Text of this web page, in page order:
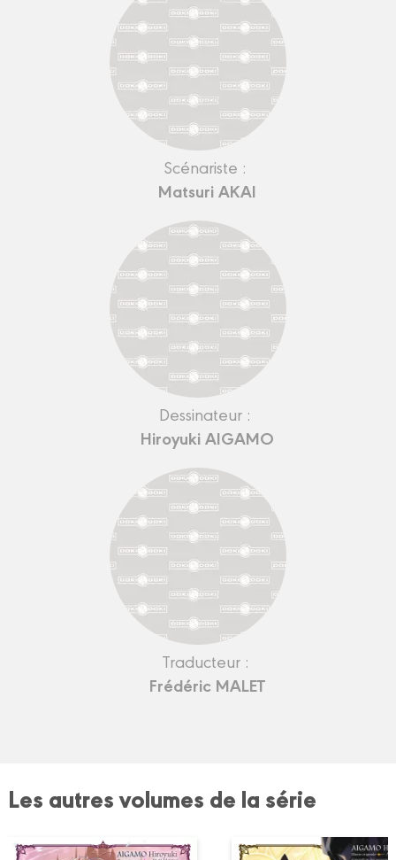
Scénariste :
Matsuri AKAI
Dessinateur :
Hiroyuki AIGAMO
Traducteur :
Frédéric MALET
Les autres volumes de la série